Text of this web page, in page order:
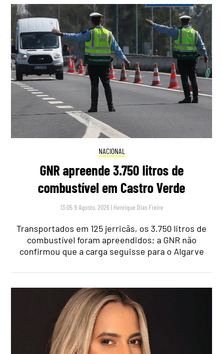
NACIONAL
GNR apreende 3.750 litros de
combustível em Castro Verde
13:05 9 Agosto, 2026 | Henrique Dias Freire
Transportados em 125 jerricãs, os 3.750 litros de
combustível foram apreendidos; a GNR não
confirmou que a carga seguisse para o Algarve